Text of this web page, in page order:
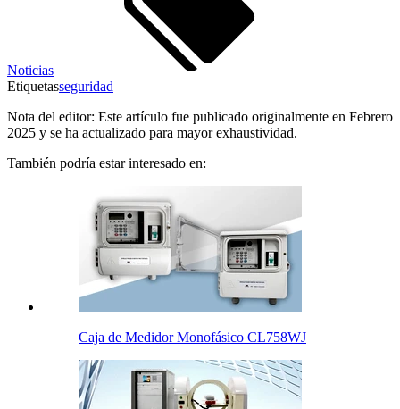
Noticias
Etiquetasseguridad
Nota del editor: Este artículo fue publicado originalmente en Febrero
2025 y se ha actualizado para mayor exhaustividad.
También podría estar interesado en:
Caja de Medidor Monofásico CL758WJ